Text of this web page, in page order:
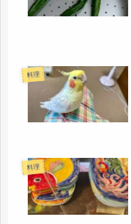
料理
料理